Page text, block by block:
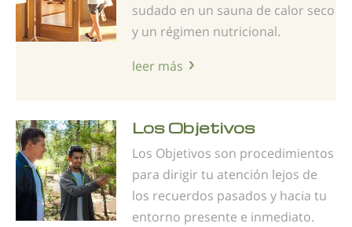
sudado en un sauna de calor seco
y un régimen nutricional.
leer más
Los Objetivos
Los Objetivos son procedimientos
para dirigir tu atención lejos de
los recuerdos pasados y hacia tu
entorno presente e inmediato.